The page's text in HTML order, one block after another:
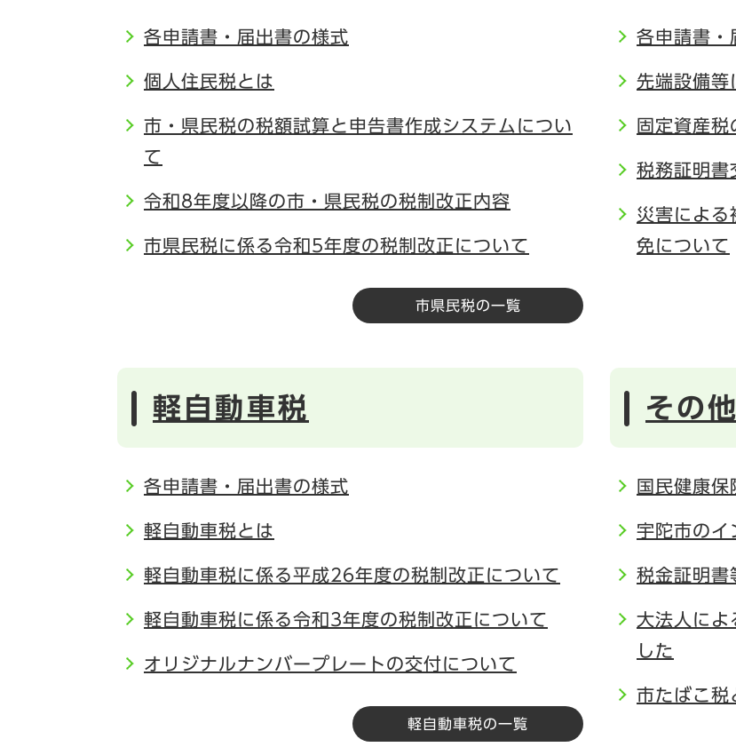
各申請書・届出書の様式
個人住民税とは
市・県民税の税額試算と申告書作成システムについ
て
令和8年度以降の市・県民税の税制改正内容
市県民税に係る令和5年度の税制改正について
市県民税の一覧
各申請書・
先端設備等
固定資産
税務証明書
災害による
免について
軽自動車税
各申請書・届出書の様式
軽自動車税とは
軽自動車税に係る平成26年度の税制改正について
軽自動車税に係る令和3年度の税制改正について
オリジナルナンバープレートの交付について
軽自動車税の一覧
その
国民健康保
宇陀市のイ
税金証明書
大法人によ
した
市たばこ税